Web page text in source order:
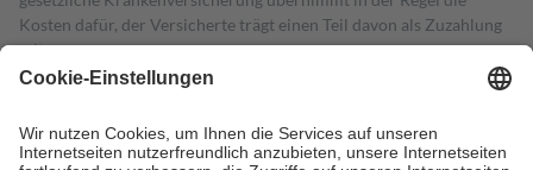
Kosten dafür, der Versicherte trägt einen Teil davon als Zuzahlung
mit.
Grundsätzlich leisten Mitglieder Zuzahlungen in Höhe von zehn
höchstens zehn Euro.
Es sind jedoch nie mehr als die tatsächlichen
Kosten der Leistung zu entrichten.